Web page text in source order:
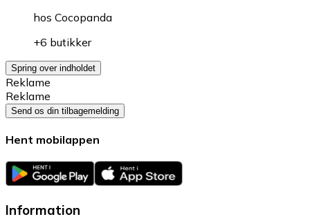
hos Cocopanda
+6 butikker
Spring over indholdet
Reklame
Reklame
Send os din tilbagemelding
Hent mobilappen
Information